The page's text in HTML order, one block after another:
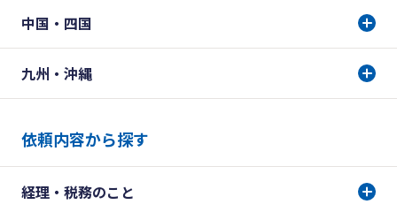
中国・四国
九州・沖縄
依頼内容から探す
経理・税務のこと